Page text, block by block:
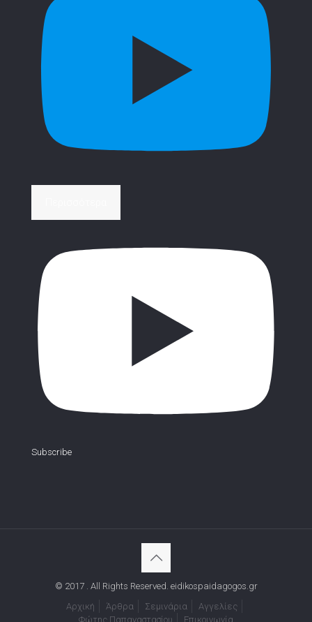
Subscribe
© 2017 . All Rights Reserved. eidikospaidagogos.gr
Αρχική
Άρθρα Σεμινάρια
Αγγελίες
Φώτης Παπαναστασίου
Επικοινωνία